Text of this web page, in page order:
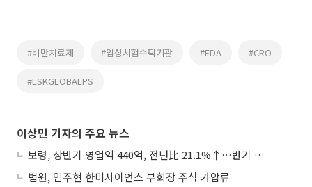
#비만치료제 #임상시험수탁기관 #FDA #CRO
#LSKGLOBALPS
이상민 기자의 주요 뉴스
보령, 상반기 영업익 440억, 전년比 21.1%↑…반기 역대 최대
법원, 임주현 한미사이언스 부회장 주식 가압류